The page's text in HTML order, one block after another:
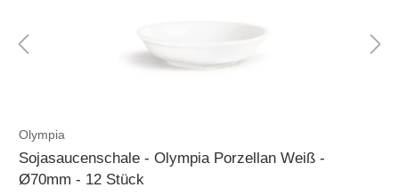
Olympia
Sojasaucenschale - Olympia Porzellan Weiß -
Ø70mm - 12 Stück